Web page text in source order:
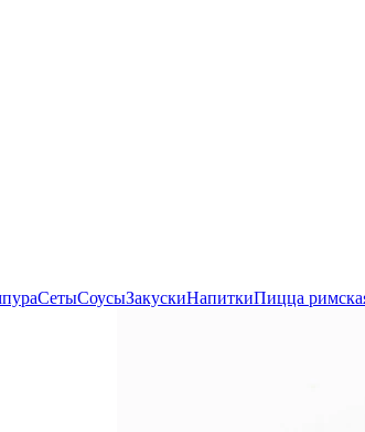
СетыСоусыЗакускиНапиткиПицца